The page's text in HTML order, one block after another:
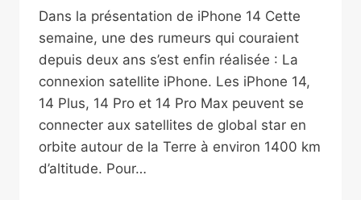
Dans la présentation de iPhone 14 Cette
semaine, une des rumeurs qui couraient
depuis deux ans s’est enfin réalisée : La
connexion satellite iPhone. Les iPhone 14,
14 Plus, 14 Pro et 14 Pro Max peuvent se
connecter aux satellites de global star en
orbite autour de la Terre à environ 1400 km
d’altitude. Pour…